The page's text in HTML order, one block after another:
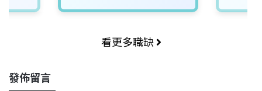
看更多職缺
發佈留言